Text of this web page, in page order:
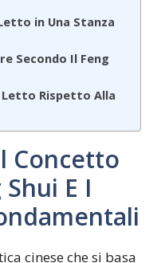
in Una Stanza
Secondo Il Feng
Letto Rispetto Alla
Concetto
E I
cinese che si basa